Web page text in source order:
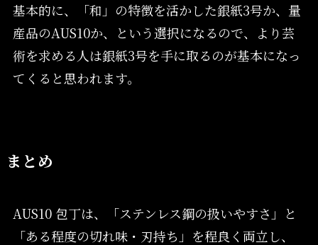
基本的に、「和」の特徴を活かした銀紙3号か、量
産品のAUS10か、という選択になるので、より芸
術を求める人は銀紙3号を手に取るのが基本になっ
てくると思われます。
まとめ
AUS10 包丁は、「ステンレス鋼の扱いやすさ」と
「ある程度の切れ味・刃持ち」を程良く両立し、